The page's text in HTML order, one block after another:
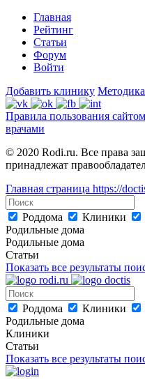
Главная
Рейтинг
Статьи
Форум
Войти
Добавить клинику
Правила пользования
врачами
© 2020 Rodi.ru. Все права
принадлежат
Главная страница https://
Роддома Клиники
Родильные дома
Родильные дома
Статьи
Показать все результаты
Роддома Клиники
Родильные дома
Клиники
Статьи
Показать все результаты